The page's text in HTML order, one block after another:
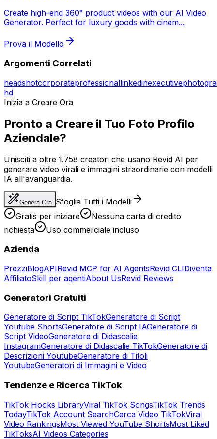
Create high-end 360° product videos with our AI Video
Generator. Perfect for luxury goods with cinem...
Prova il Modello
Argomenti Correlati
headshotcorporateprofessionallinkedinexecutive
hd
Inizia a Creare Ora
Pronto a Creare il Tuo Foto Profilo
Aziendale?
Unisciti a oltre 1.758 creatori che usano Revid AI per
generare video virali e immagini straordinarie con modelli
IA all'avanguardia.
Genera Ora Sfoglia Tutti i Modelli
Gratis per iniziare
Nessuna carta di credito
richiesta
Uso commerciale incluso
Azienda
PrezziBlogAPIRevid MCP for AI AgentsRevid CLIDiventa
AffiliatoSkill per agentiAbout UsRevid Reviews
Generatori Gratuiti
Generatore di Script TikTokGeneratore di Script
Youtube ShortsGeneratore di Script IAGeneratore di
Script VideoGeneratore di Didascalie
InstagramGeneratore di Didascalie TikTokGeneratore di
Descrizioni YoutubeGeneratore di Titoli
YoutubeGeneratori di Immagini e Video
Tendenze e Ricerca TikTok
TikTok Hooks LibraryViral TikTok SongsTikTok Trends
TodayTikTok Account SearchCerca Video TikTokViral
Video RankingsMost Viewed YouTube ShortsMost Liked
TikToksAI Videos Categories